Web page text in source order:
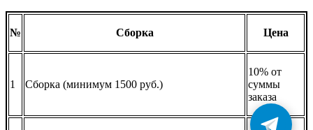
№ Сборка Цена
1 Сборка (минимум 1500 руб.)
10% от
суммы
заказа